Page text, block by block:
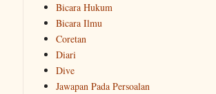
Bicara Hukum
Bicara Ilmu
Coretan
Diari
Dive
Jawapan Pada Persoalan